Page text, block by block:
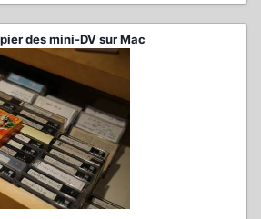
des mini-DV sur Mac